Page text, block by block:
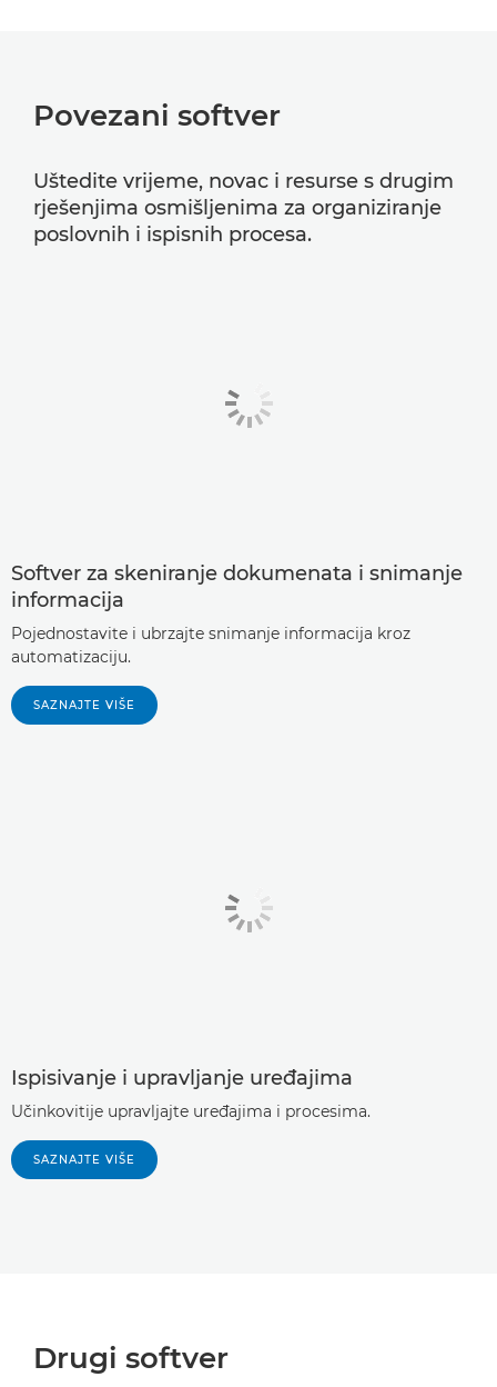
Povezani softver
Uštedite vrijeme, novac i resurse s drugim
rješenjima osmišljenima za organiziranje
poslovnih i ispisnih procesa.
Softver za skeniranje dokumenata i snimanje
informacija
Pojednostavite i ubrzajte snimanje informacija kroz
automatizaciju.
SAZNAJTE VIŠE
Ispisivanje i upravljanje uređajima
Učinkovitije upravljajte uređajima i procesima.
SAZNAJTE VIŠE
Drugi softver